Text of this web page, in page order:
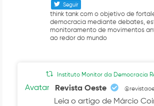
Seguir
think tank com o objetivo de
democracia mediante debates,
monitoramento de movimentos
ao redor do mundo
Instituto Monitor da Democracia
Avatar Revista Oeste
Leia o artigo de Márcio